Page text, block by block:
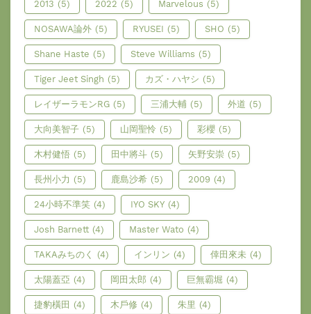
2013 (5) 2022 (5) Marvelous (5)
NOSAWA論外 (5) RYUSEI (5) SHO (5)
Shane Haste (5) Steve Williams (5)
Tiger Jeet Singh (5) カズ・ハヤシ (5)
レイザーラモンRG (5) 三浦大輔 (5) 外道 (5)
大向美智子 (5) 山岡聖怜 (5) 彩櫻 (5)
木村健悟 (5) 田中將斗 (5) 矢野安崇 (5)
長州小力 (5) 鹿島沙希 (5) 2009 (4)
24小時不準笑 (4) IYO SKY (4)
Josh Barnett (4) Master Wato (4)
TAKAみちのく (4) インリン (4) 倖田來未 (4)
太陽蓋亞 (4) 岡田太郎 (4) 巨無霸堀 (4)
捷豹橫田 (4) 木戶修 (4) 朱里 (4)